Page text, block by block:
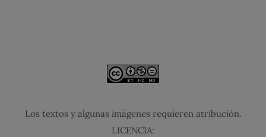
Los textos y algunas imágenes requieren atribución.
LICENCIA: